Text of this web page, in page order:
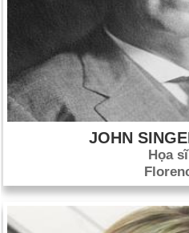
JOHN
Họa sĩ